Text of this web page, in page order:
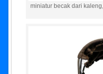
miniatur becak dari